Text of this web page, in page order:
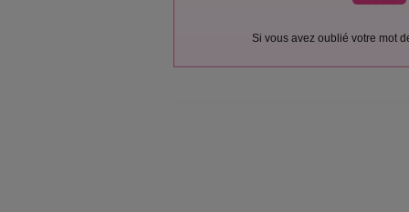
Si vous avez oublié votre mot